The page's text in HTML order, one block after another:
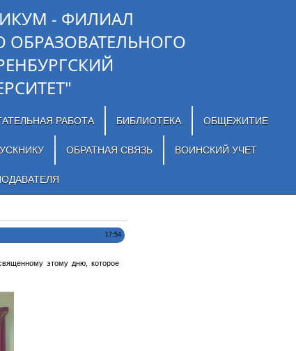
- ФИЛИАЛ
РАБОТА БИБЛИОТЕКА ОБЩЕЖИТИЕ
ОБРАТНАЯ СВЯЗЬ ВОИНСКИЙ УЧЕТ
17:54
этому дню, которое